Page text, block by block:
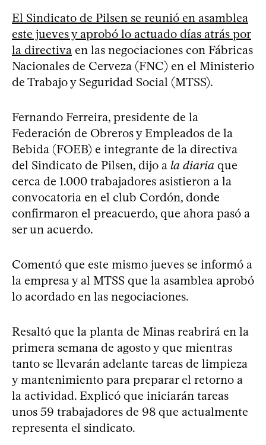
El Sindicato de Pilsen se reunió en asamblea
este jueves y aprobó lo actuado días atrás por
la directiva en las negociaciones con Fábricas
Nacionales de Cerveza (FNC) en el Ministerio
de Trabajo y Seguridad Social (MTSS).
Fernando Ferreira, presidente de la
Federación de Obreros y Empleados de la
Bebida (FOEB) e integrante de la directiva
del Sindicato de Pilsen, dijo a la diaria que
cerca de 1.000 trabajadores asistieron a la
convocatoria en el club Cordón, donde
confirmaron el preacuerdo, que ahora pasó a
ser un acuerdo.
Comentó que este mismo jueves se informó a
la empresa y al MTSS que la asamblea aprobó
lo acordado en las negociaciones.
Resaltó que la planta de Minas reabrirá en la
primera semana de agosto y que mientras
tanto se llevarán adelante tareas de limpieza
y mantenimiento para preparar el retorno a
la actividad. Explicó que iniciarán tareas
unos 59 trabajadores de 98 que actualmente
representa el sindicato.